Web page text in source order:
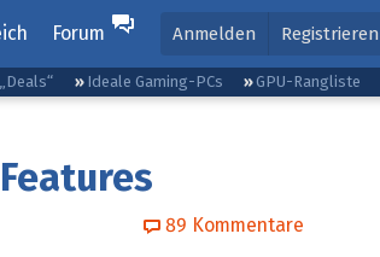
Forum Anmelden Registrieren
Ideale Gaming-PCs GPU-Rangliste
89 Kommentare